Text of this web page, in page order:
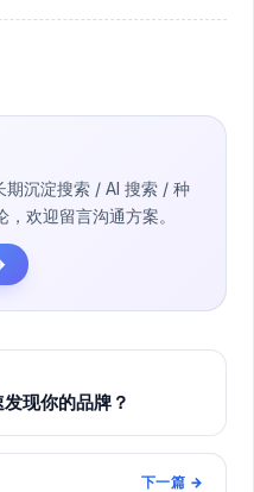
期沉淀搜索 / AI 搜索 / 种
欢迎留言沟通方案。
现你的品牌？
下一篇 →